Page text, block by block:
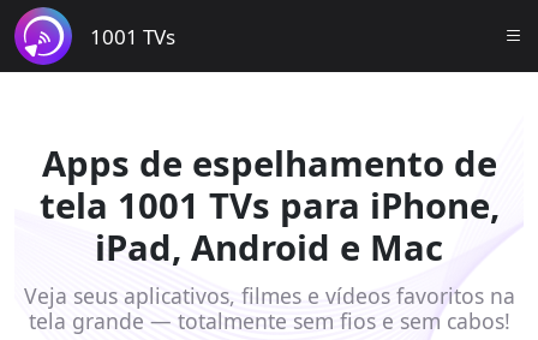
1001 TVs
Apps de espelhamento de
tela 1001 TVs para iPhone,
iPad, Android e Mac
Veja seus aplicativos, filmes e vídeos favoritos na
tela grande — totalmente sem fios e sem cabos!